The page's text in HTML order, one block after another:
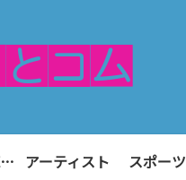
STARTO ENTERTAINMENT（旧ジャニーズ） アーティスト スポーツ